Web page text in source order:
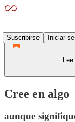
Suscribirse
Iniciar
Cree en algo
aunque